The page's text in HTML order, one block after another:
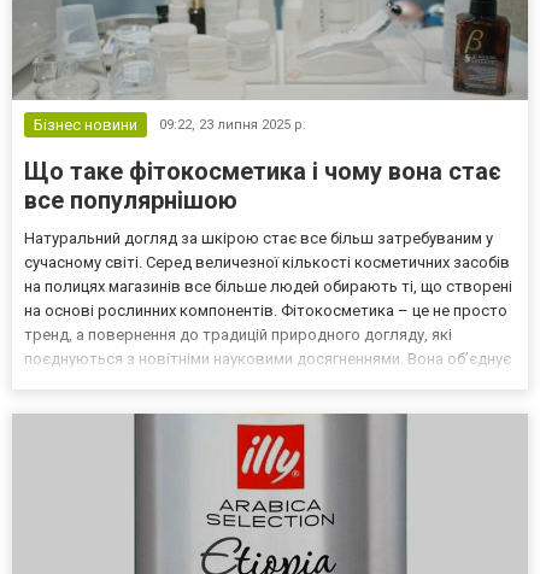
Бізнес новини 09:22, 23 липня 2025 р.
Що таке фітокосметика і чому вона стає
все популярнішою
Натуральний догляд за шкірою стає все більш затребуваним у
сучасному світі. Серед величезної кількості косметичних засобів
на полицях магазинів все більше людей обирають ті, що створені
на основі рослинних компонентів. Фітокосметика – це не просто
тренд, а повернення до традицій природного догляду, які
поєднуються з новітніми науковими досягненнями. Вона об’єднує